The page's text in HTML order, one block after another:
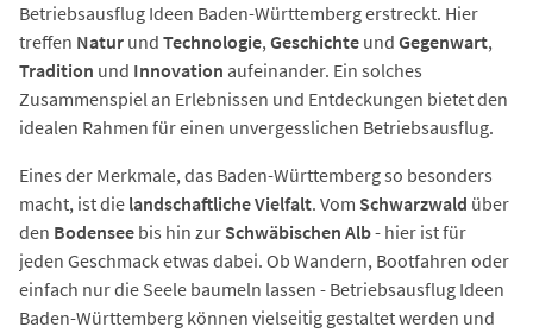
Betriebsausflug Ideen Baden-Württemberg erstreckt. Hier
treffen Natur und Technologie,Geschichte und Gegenwart,
Tradition und Innovation aufeinander. Ein solches
Zusammenspiel an Erlebnissen und Entdeckungen bietet den
idealen Rahmen für einen unvergesslichen Betriebsausflug.
Eines der Merkmale, das Baden-Württemberg so besonders
macht, ist die landschaftliche Vielfalt. Vom Schwarzwald über
den Bodensee bis hin zur Schwäbischen Alb- hier ist für
jeden Geschmack etwas dabei. Ob Wandern, Bootfahren oder
einfach nur die Seele baumeln lassen - Betriebsausflug Ideen
Baden-Württemberg können vielseitig gestaltet werden und